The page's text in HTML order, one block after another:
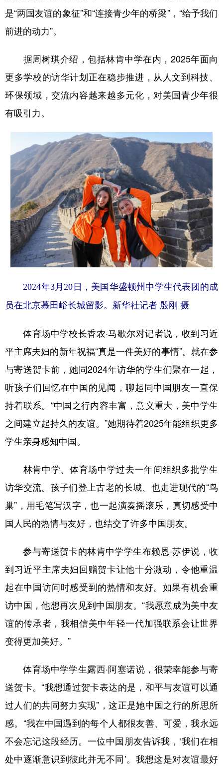
是“两国友谊的象征”和“连接青少年的桥梁”，“给予我们
前进的动力”。
据周树琪介绍，包括林肯中学在内，2025年面向
更多学校的访华计划正在稳步推进，从人文到科技、
环保领域，交流内容越来越多元化，对美国青少年很
有吸引力。
2024年3月20日，美国华盛顿州中学生代表团的成
员在北京慕田峪长城留影。新华社记者 殷刚 摄
体育场中学校长香农·马歇尔对记者说，收到习近
平主席夫妇的新年祝福“真是一件美好的事情”。就在参
与寄送贺卡前，她同2024年访华的学生们聚在一起，
听孩子们回忆在中国的见闻，聊起同中国朋友一直保
持着联系。“中国之行内容丰富，意义重大，美中学生
之间建立起持久的友谊。”她期待着2025年能组织更多
学生亲身感知中国。
林肯中学、体育场中学过去一年间组织多批学生
访华交流。孩子们登上古老的长城、也走进现代的“鸟
巢”，用毛笔写汉字，也一起演奏摇滚乐，真切感受中
国人民的热情与友好，也结交了许多中国朋友。
参与寄送贺卡的林肯中学学生布赖恩·苏伊说，收
到习近平主席夫妇回赠贺卡让他十分激动，令他重温
起在中国访问时感受到的热情和友好。如果有机会重
访中国，他想再次见到中国朋友。“我愿意成为美中友
谊的传承者，我相信美中年轻一代加强联系会让世界
变得更加美好。”
体育场中学学生露西·阿塞诺说，很荣幸能参与寄
送贺卡。“我想通过贺卡表达的是，和平与友谊可以通
过人们的共同努力实现”，这正是她中国之行的所思所
感。“我在中国遇到的每个人都很友善、可爱，我永远
不会忘记这段经历。一位中国朋友告诉我，‘我们在相
处中逐渐意识到彼此并无不同’。我想这是对友谊最好